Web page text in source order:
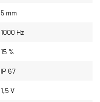
5 mm
1000 Hz
15 %
IP 67
1,5 V